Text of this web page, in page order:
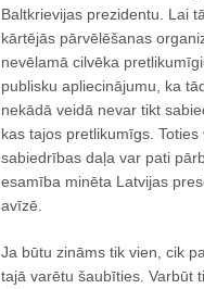
Baltkrievijas prezidentu. Lai
kārtējās pārvēlēšanas
nevēlamā cilvēka
publisku apliecinājumu, ka
nekādā veidā nevar tikt
kas tajos pretlikumīgs.
sabiedrības daļa var pati
esamība minēta Latvijas
avīzē.
Ja būtu zināms tik vien, cik
tajā varētu šaubīties. Varbūt